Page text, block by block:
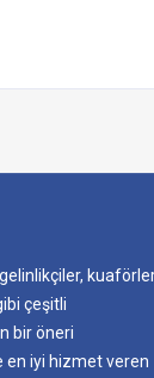
çeşitli
bir öneri
en iyi hizmet veren